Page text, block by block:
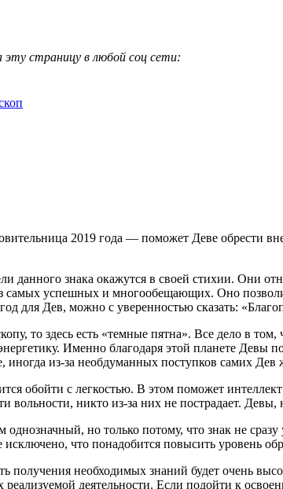
эту страницу в любой соц сети:
2019 года — поможет Деве обрести
данного знака окажутся в своей стихии. Они
успешных и многообещающих. Оно
для Дев, можно с уверенностью сказать:
то здесь есть «темные пятна». Все дело в
Именно благодаря этой планете
из-за необдуманных поступков самих Дев
обойти с легкостью. В этом поможет
вольности, никто из-за них не пострадает. Девы,
однозначный, но только потому, что знак не
что понадобится повысить уровень
получения необходимых знаний будет очень
реализуемой деятельности. Если подойти к